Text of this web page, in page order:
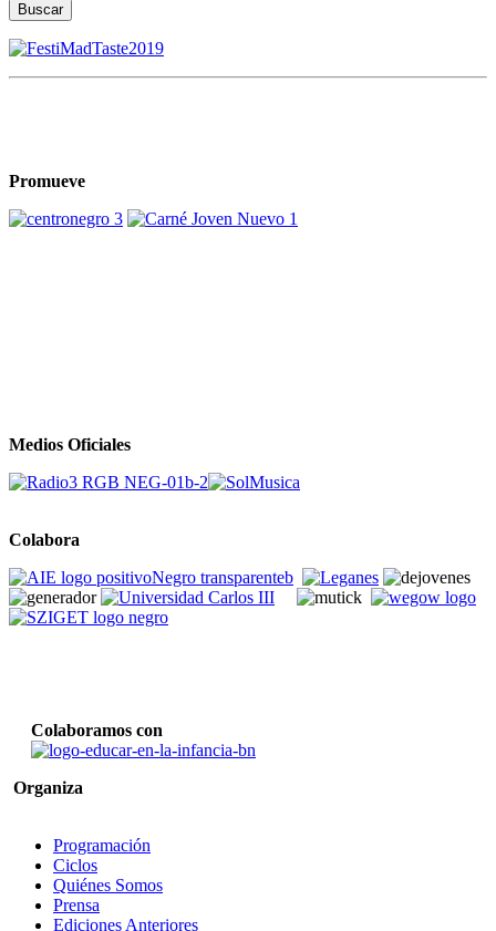
Buscar
Promueve
Medios Oficiales
Colabora
Colaboramos con
Organiza
Programación
Ciclos
Quiénes Somos
Prensa
Ediciones Anteriores